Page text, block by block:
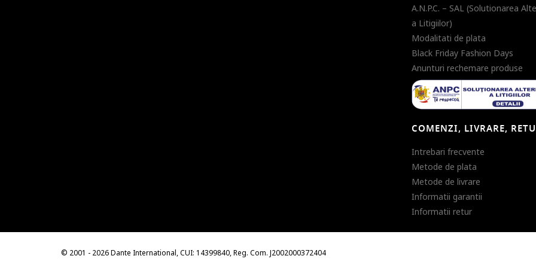
A.N.P.C. – SAL (Solutionarea
a Litigiilor)
Modalitati de plata
Black Friday Fashion Days
Anunturi rechemare produse
COMENZI, LIVRARE,
Intrebari frecvente
Metode de plata
Metode de livrare
Informatii garantii
Informatii retur
© 2001 - 2026 Dante International, CUI: 14399840, Reg. Com. J2002000372404